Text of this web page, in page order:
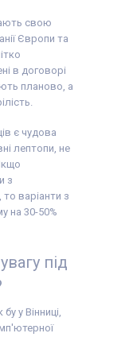
свою
Європи та
в договорі
планово, а
є чудова
лептопи, не
з
варіанти з
на 30-50%
під
у Вінниці,